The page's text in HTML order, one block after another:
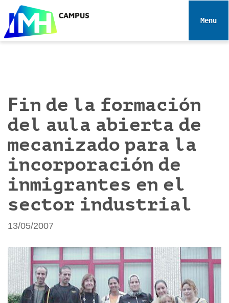
e
Toggle
Fin de la formación
del aula abierta de
mecanizado para la
incorporación de
inmigrantes en el
sector industrial
13/05/2007